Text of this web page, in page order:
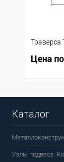
Траверса
Цена
Каталог
Узлы подвеса.